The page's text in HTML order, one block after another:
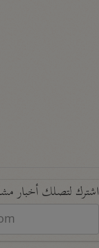
اشترك لتصلك أخبار